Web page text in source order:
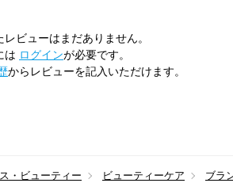
ビューはまだありません。
は ログインが必要です。
からレビューを記入いただけます。
・ビューティー ビューティーケア ブラ